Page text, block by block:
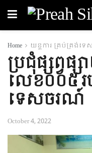
Home យន្តការ គ្រប់គ្រង់ទ
ប្រជុំផ្សព្វផ្
លេខ០០៥
ទេសចរណ៍
October 4, 2022